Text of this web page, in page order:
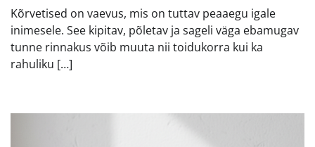
Kõrvetised on vaevus, mis on tuttav peaaegu igale
inimesele. See kipitav, põletav ja sageli väga ebamugav
tunne rinnakus võib muuta nii toidukorra kui ka
rahuliku […]